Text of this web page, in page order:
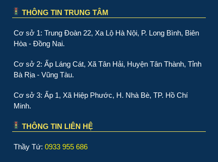
THÔNG TIN TRUNG TÂM
Cơ sở 1: Trung Đoàn 22, Xa Lộ Hà Nội, P. Long Bình, Biên
Hòa - Đồng Nai.
Cơ sở 2: Ấp Láng Cát, Xã Tân Hải, Huyện Tân Thành, Tỉnh
Bà Rịa - Vũng Tàu.
Cơ sở 3: Ấp 1, Xã Hiệp Phước, H. Nhà Bè, TP. Hồ Chí
Minh.
THÔNG TIN LIÊN HỆ
Thầy Tứ: 0933 955 686